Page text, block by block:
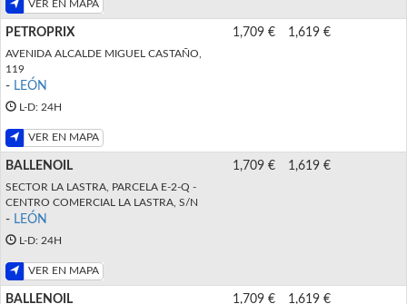
VER EN MAPA
PETROPRIX
AVENIDA ALCALDE MIGUEL CASTAÑO,
119
- LEÓN
L-D: 24H
VER EN MAPA
1,709 € 1,619 €
BALLENOIL
SECTOR LA LASTRA, PARCELA E-2-Q -
CENTRO COMERCIAL LA LASTRA, S/N
- LEÓN
L-D: 24H
VER EN MAPA
1,709 € 1,619 €
BALLENOIL 1,709 € 1,619 €